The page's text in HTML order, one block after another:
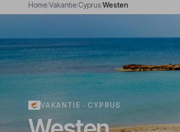
Home/Vakantie/Cyprus/Westen
VAKANTIE · CYPRUS